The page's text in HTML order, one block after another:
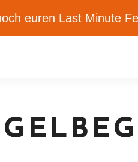
euren Last Minute